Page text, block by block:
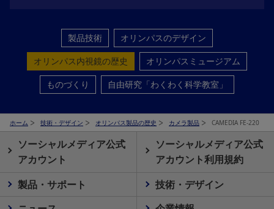
製品技術
オリンパスのデザイン
オリンパス内視鏡の歴史
オリンパスミュージアム
ものづくり
自由研究「わくわく科学教室」
ホーム 技術・デザイン オリンパス製品の歴史 カメラ製品 CAMEDIA FE-220
ソーシャルメディア公式
アカウント
ソーシャルメディア公式
アカウント利用規約
製品・サポート
技術・デザイン